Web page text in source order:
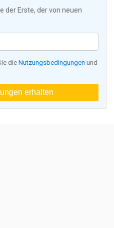
der Erste, der von neuen
die Nutzungsbedingungen und
erhalten